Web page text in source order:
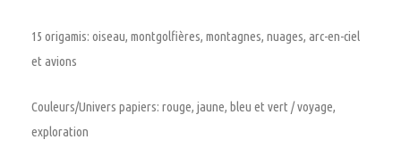
15 origamis: oiseau, montgolfières, montagnes, nuages, arc-en-ciel
et avions
Couleurs/Univers papiers: rouge, jaune, bleu et vert / voyage,
exploration